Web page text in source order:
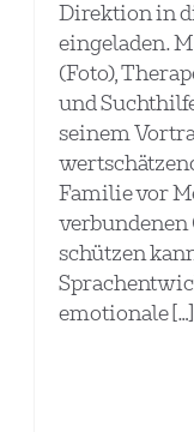
Direktion in
eingeladen.
(Foto),
und
seinem
Familie vor
verbundenen
schützen
emotionale […]